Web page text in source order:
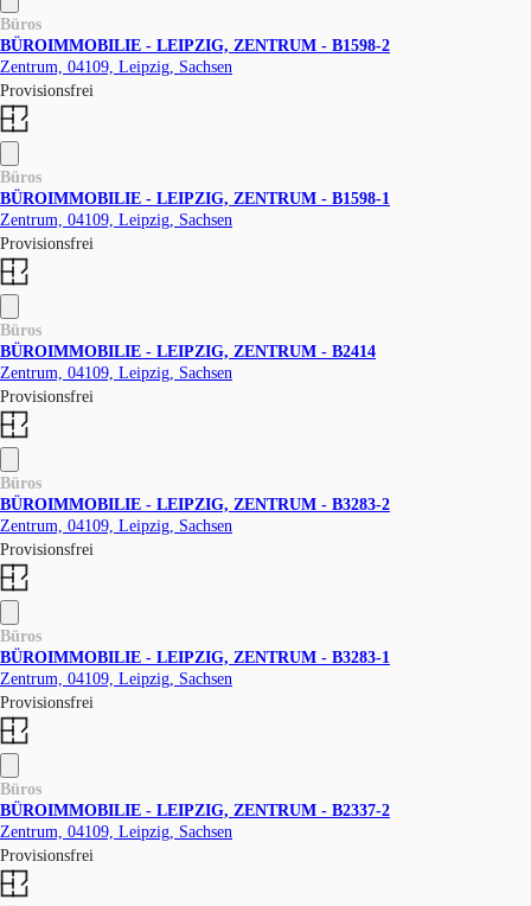
Büros
BÜROIMMOBILIE - LEIPZIG, ZENTRUM - B1598-2
Zentrum, 04109, Leipzig, Sachsen
Provisionsfrei
Büros
BÜROIMMOBILIE - LEIPZIG, ZENTRUM - B1598-1
Zentrum, 04109, Leipzig, Sachsen
Provisionsfrei
Büros
BÜROIMMOBILIE - LEIPZIG, ZENTRUM - B2414
Zentrum, 04109, Leipzig, Sachsen
Provisionsfrei
Büros
BÜROIMMOBILIE - LEIPZIG, ZENTRUM - B3283-2
Zentrum, 04109, Leipzig, Sachsen
Provisionsfrei
Büros
BÜROIMMOBILIE - LEIPZIG, ZENTRUM - B3283-1
Zentrum, 04109, Leipzig, Sachsen
Provisionsfrei
Büros
BÜROIMMOBILIE - LEIPZIG, ZENTRUM - B2337-2
Zentrum, 04109, Leipzig, Sachsen
Provisionsfrei